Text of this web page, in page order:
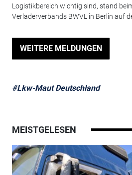
Logistikbereich wichtig sind, stand
Verladerverbands BWVL in Berlin auf
WEITERE MELDUNGEN
#Lkw-Maut Deutschland
MEISTGELESEN